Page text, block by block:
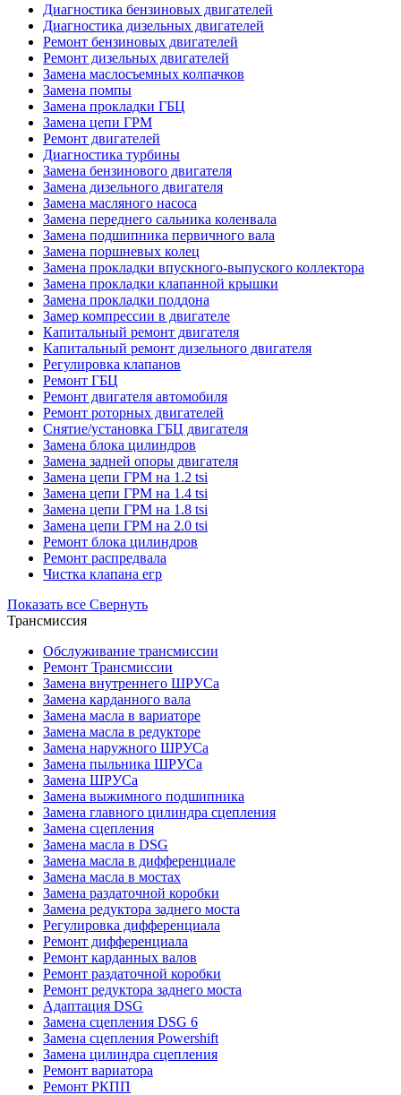
Диагностика бензиновых двигателей
Диагностика дизельных двигателей
Ремонт бензиновых двигателей
Ремонт дизельных двигателей
Замена маслосъемных колпачков
Замена помпы
Замена прокладки ГБЦ
Замена цепи ГРМ
Ремонт двигателей
Диагностика турбины
Замена бензинового двигателя
Замена дизельного двигателя
Замена масляного насоса
Замена переднего сальника коленвала
Замена подшипника первичного вала
Замена поршневых колец
Замена прокладки впускного-выпуского коллектора
Замена прокладки клапанной крышки
Замена прокладки поддона
Замер компрессии в двигателе
Капитальный ремонт двигателя
Капитальный ремонт дизельного двигателя
Регулировка клапанов
Ремонт ГБЦ
Ремонт двигателя автомобиля
Ремонт роторных двигателей
Снятие/установка ГБЦ двигателя
Замена блока цилиндров
Замена задней опоры двигателя
Замена цепи ГРМ на 1.2 tsi
Замена цепи ГРМ на 1.4 tsi
Замена цепи ГРМ на 1.8 tsi
Замена цепи ГРМ на 2.0 tsi
Ремонт блока цилиндров
Ремонт распредвала
Чистка клапана егр
Показать все Свернуть
Трансмиссия
Обслуживание трансмиссии
Ремонт Трансмиссии
Замена внутреннего ШРУСа
Замена карданного вала
Замена масла в вариаторе
Замена масла в редукторе
Замена наружного ШРУСа
Замена пыльника ШРУСа
Замена ШРУСа
Замена выжимного подшипника
Замена главного цилиндра сцепления
Замена сцепления
Замена масла в DSG
Замена масла в дифференциале
Замена масла в мостах
Замена раздаточной коробки
Замена редуктора заднего моста
Регулировка дифференциала
Ремонт дифференциала
Ремонт карданных валов
Ремонт раздаточной коробки
Ремонт редуктора заднего моста
Адаптация DSG
Замена сцепления DSG 6
Замена сцепления Powershift
Замена цилиндра сцепления
Ремонт вариатора
Ремонт РКПП